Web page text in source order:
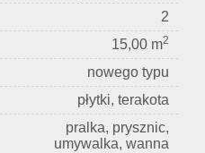
2
15,00 m2
nowego typu
płytki, terakota
pralka, prysznic,
umywalka, wanna